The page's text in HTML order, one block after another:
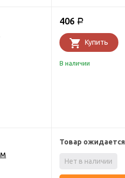
406 Р
Купить
В наличии
Товар ожидается
Нет в наличии